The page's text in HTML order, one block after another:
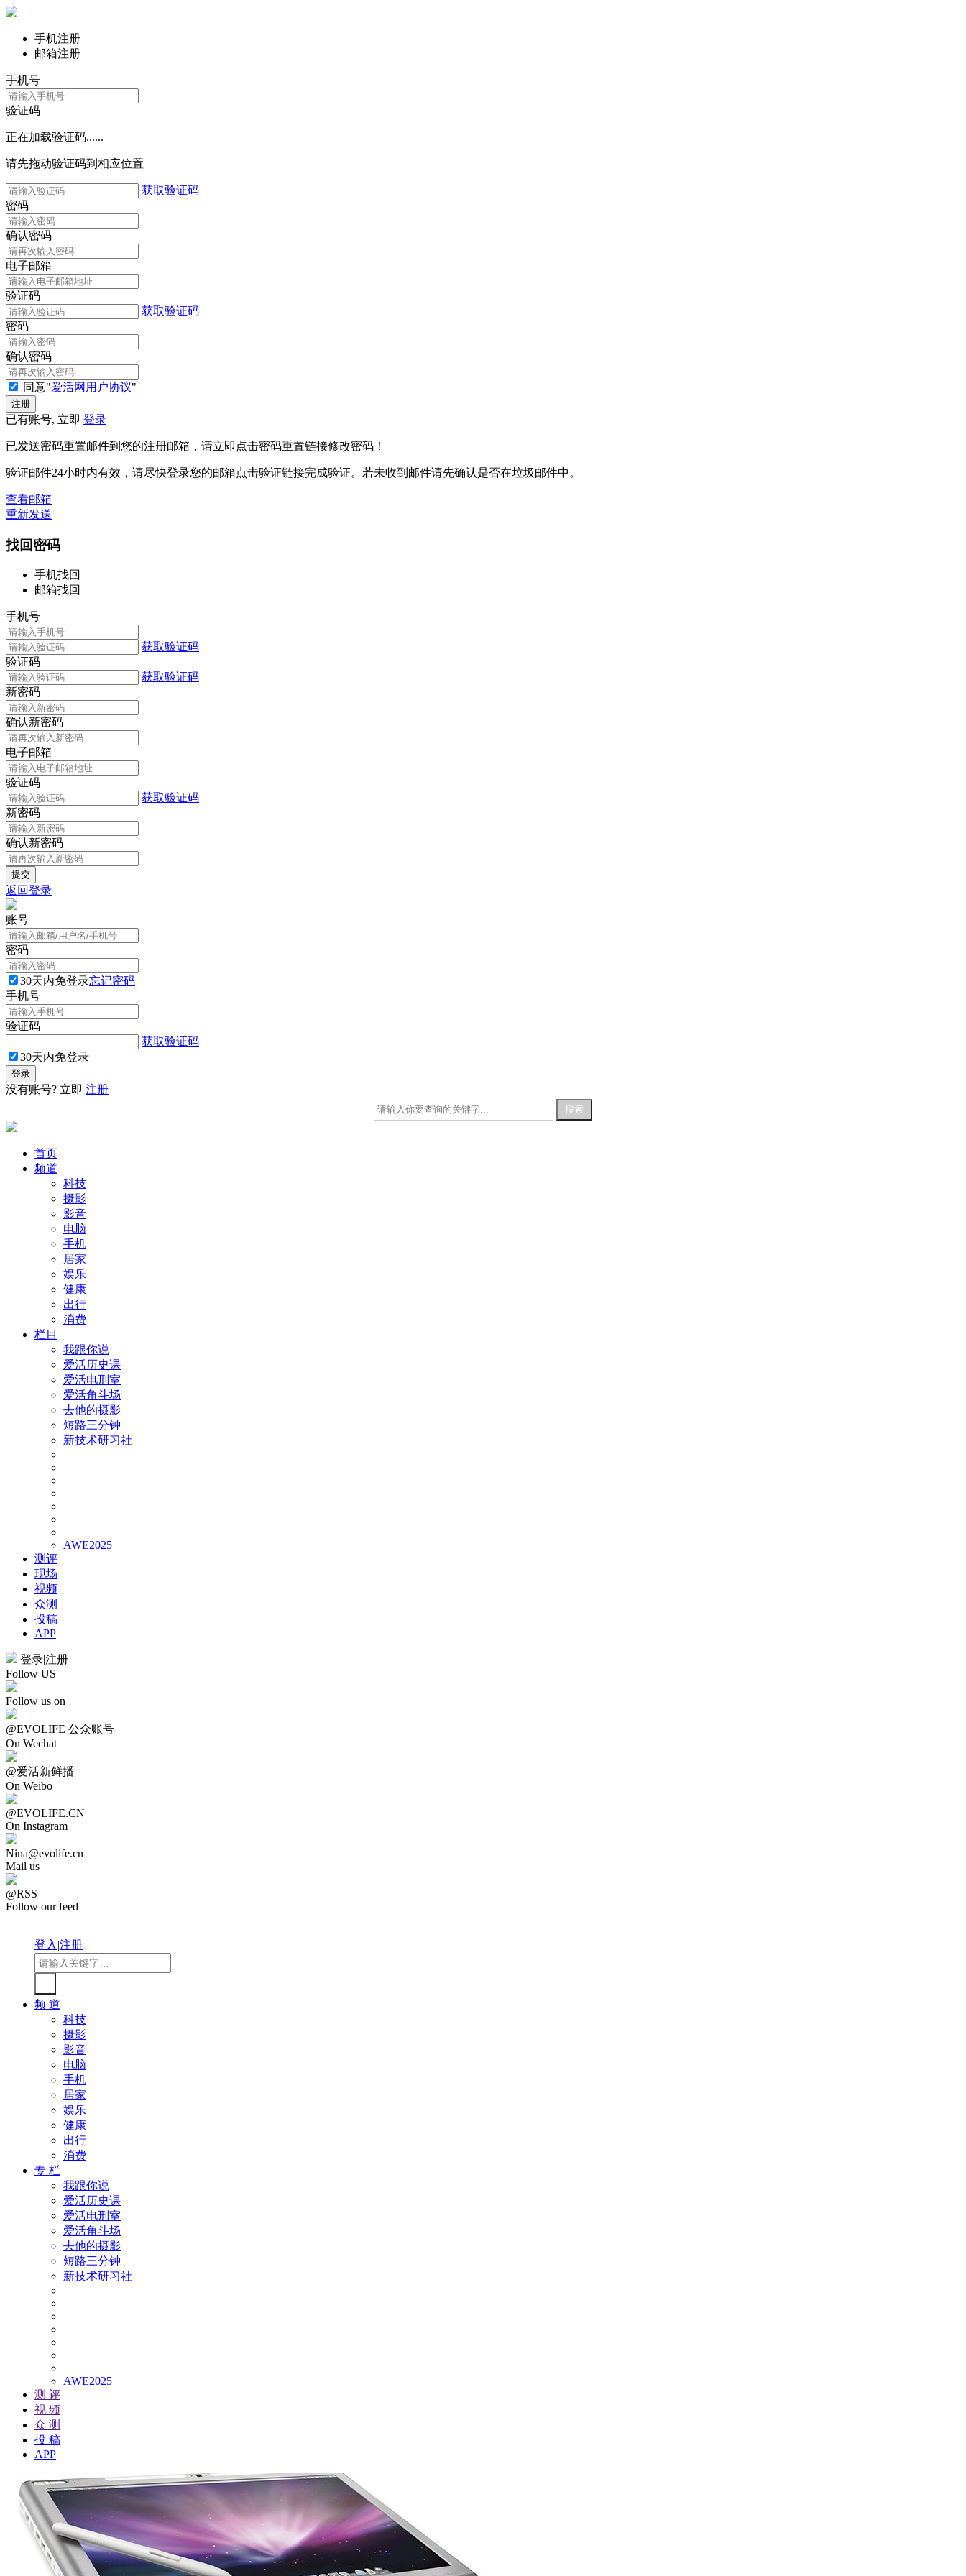
手机注册
邮箱注册
手机号
验证码
正在加载验证码......
请先拖动验证码到相应位置
获取验证码
密码
确认密码
电子邮箱
验证码
获取验证码
密码
确认密码
同意"爱活网用户协议"
已有账号, 立即 登录
已发送密码重置邮件到您的注册邮箱，请立即点击密码重置链接修改密码！
验证邮件24小时内有效，请尽快登录您的邮箱点击验证链接完成验证。若未收到邮件请先确认是否在垃圾邮件中。
查看邮箱
重新发送
找回密码
手机找回
邮箱找回
手机号
获取验证码
验证码
获取验证码
新密码
确认新密码
电子邮箱
验证码
获取验证码
新密码
确认新密码
返回登录
账号
密码
30天内免登录忘记密码
手机号
验证码
获取验证码
30天内免登录
没有账号? 立即 注册
首页
频道
科技
摄影
影音
电脑
手机
居家
娱乐
健康
出行
消费
栏目
我跟你说
爱活历史课
爱活电刑室
爱活角斗场
去他的摄影
短路三分钟
新技术研习社
AWE2025
测评
现场
视频
众测
投稿
APP
登录|注册
Follow US
Follow us on
@EVOLIFE 公众账号
On Wechat
@爱活新鲜播
On Weibo
@EVOLIFE.CN
On Instagram
Nina@evolife.cn
Mail us
@RSS
Follow our feed
登入|注册
频 道
科技
摄影
影音
电脑
手机
居家
娱乐
健康
出行
消费
专 栏
我跟你说
爱活历史课
爱活电刑室
爱活角斗场
去他的摄影
短路三分钟
新技术研习社
AWE2025
测 评
视 频
众 测
投 稿
APP